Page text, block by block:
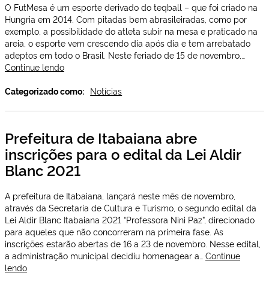
Negra”
O FutMesa é um esporte derivado do teqball – que foi criado na
Hungria em 2014. Com pitadas bem abrasileiradas, como por
exemplo, a possibilidade do atleta subir na mesa e praticado na
areia, o esporte vem crescendo dia após dia e tem arrebatado
adeptos em todo o Brasil. Neste feriado de 15 de novembro,…
Continue lendoItabaiana
primeiro
de
do
Vale
do
Paraíba
Categorizado como: Notícias
Prefeitura de Itabaiana abre
inscrições para o edital da Lei Aldir
Blanc 2021
A prefeitura de Itabaiana, lançará neste mês de novembro,
através da Secretaria de Cultura e Turismo, o segundo edital da
Lei Aldir Blanc Itabaiana 2021 “Professora Nini Paz”, direcionado
para aqueles que não concorreram na primeira fase. As
inscrições estarão abertas de 16 a 23 de novembro. Nesse edital,
a administração municipal decidiu homenagear a… Continue
lendoPrefeitura